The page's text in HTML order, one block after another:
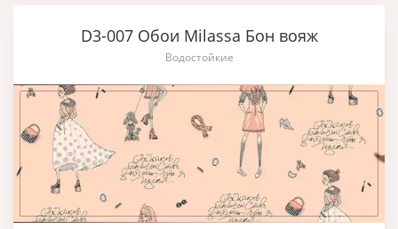
D3-007 Обои Milassa Бон вояж
Водостойкие